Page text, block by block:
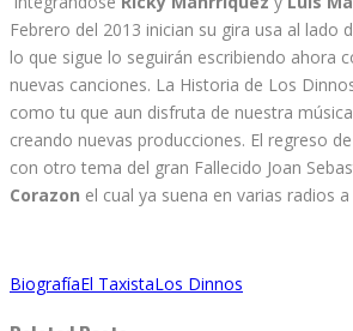
Febrero del 2013 inician su gira usa al lado
lo que sigue lo seguirán escribiendo ahora
nuevas canciones. La Historia de Los
como tu que aun disfruta de nuestra
creando nuevas producciones. El regreso
con otro tema del gran Fallecido Joan
Corazon el cual ya suena en varias radios a
BiografíaEl TaxistaLos Dinnos